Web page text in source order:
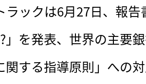
ラックは6月27日、報
」を発表、世界の主要
関する指導原則」への